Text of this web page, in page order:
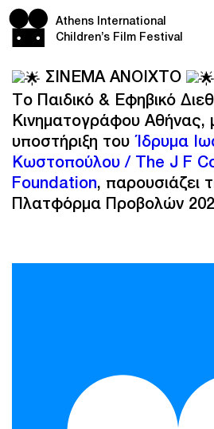
Athens International
Children’s Film Festival
ΣΙΝΕΜΑ ΑΝΟΙΧΤΟ
Το Παιδικό & Εφηβικό
Κινηματογράφου Αθήνας,
υποστήριξη του
Ίδρυμα
Κωστοπούλου / The J F
Foundation, παρουσιάζει
Πλατφόρμα Προβολών